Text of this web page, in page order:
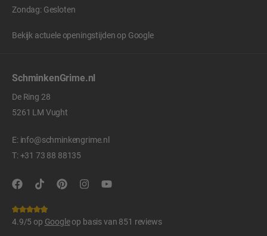
Zondag: Gesloten
Bekijk actuele openingstijden op Google
SchminkenGrime.nl
De Ring 28
5261 LM Vught
E: info@schminkengrime.nl
T:+31 73 88 88135
4.9/5 op Googleop basis van 851 reviews